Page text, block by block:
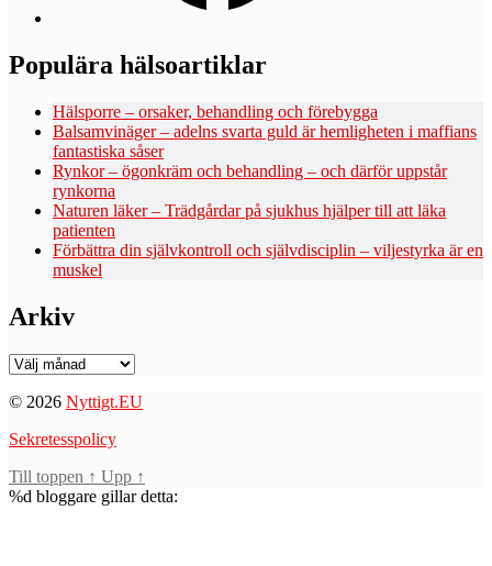
Populära hälsoartiklar
Hälsporre – orsaker, behandling och förebygga
Balsamvinäger – adelns svarta guld är hemligheten i maffians
fantastiska såser
Rynkor – ögonkräm och behandling – och därför uppstår
rynkorna
Naturen läker – Trädgårdar på sjukhus hjälper till att läka
patienten
Förbättra din självkontroll och självdisciplin – viljestyrka är en
muskel
Arkiv
Arkiv
© 2026 Nyttigt.EU
Sekretesspolicy
Till toppen ↑ Upp ↑
%d bloggare gillar detta: